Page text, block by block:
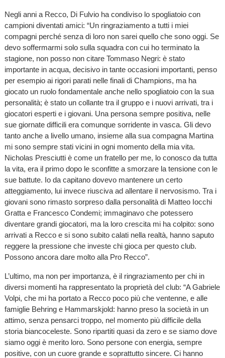
Negli anni a Recco, Di Fulvio ha condiviso lo spogliatoio con
campioni diventati amici: “Un ringraziamento a tutti i miei
compagni perché senza di loro non sarei quello che sono oggi. Se
devo soffermarmi solo sulla squadra con cui ho terminato la
stagione, non posso non citare Tommaso Negri: è stato
importante in acqua, decisivo in tante occasioni importanti, penso
per esempio ai rigori parati nelle finali di Champions, ma ha
giocato un ruolo fondamentale anche nello spogliatoio con la sua
personalità; è stato un collante tra il gruppo e i nuovi arrivati, tra i
giocatori esperti e i giovani. Una persona sempre positiva, nelle
sue giornate difficili era comunque sorridente in vasca. Gli devo
tanto anche a livello umano, insieme alla sua compagna Martina
mi sono sempre stati vicini in ogni momento della mia vita.
Nicholas Presciutti è come un fratello per me, lo conosco da tutta
la vita, era il primo dopo le sconfitte a smorzare la tensione con le
sue battute. Io da capitano dovevo mantenere un certo
atteggiamento, lui invece riusciva ad allentare il nervosismo. Tra i
giovani sono rimasto sorpreso dalla personalità di Matteo Iocchi
Gratta e Francesco Condemi; immaginavo che potessero
diventare grandi giocatori, ma la loro crescita mi ha colpito: sono
arrivati a Recco e si sono subito calati nella realtà, hanno saputo
reggere la pressione che investe chi gioca per questo club.
Possono ancora dare molto alla Pro Recco”.
L’ultimo, ma non per importanza, è il ringraziamento per chi in
diversi momenti ha rappresentato la proprietà del club: “A Gabriele
Volpi, che mi ha portato a Recco poco più che ventenne, e alle
famiglie Behring e Hammarskjold: hanno preso la società in un
attimo, senza pensarci troppo, nel momento più difficile della
storia biancoceleste. Sono ripartiti quasi da zero e se siamo dove
siamo oggi è merito loro. Sono persone con energia, sempre
positive, con un cuore grande e soprattutto sincere. Ci hanno